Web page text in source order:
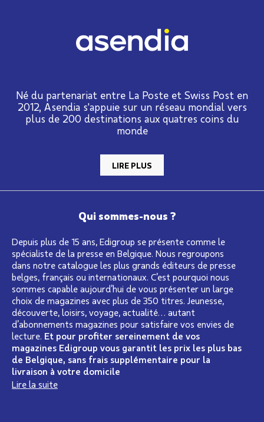
Né du partenariat entre La Poste et Swiss Post en
2012, Asendia s'appuie sur un réseau mondial vers
plus de 200 destinations aux quatres coins du
monde
LIRE PLUS
Qui sommes-nous ?
Depuis plus de 15 ans, Edigroup se présente comme le
spécialiste de la presse en Belgique. Nous regroupons
dans notre catalogue les plus grands éditeurs de presse
belges, français ou internationaux. C’est pourquoi nous
sommes capable aujourd’hui de vous présenter un large
choix de magazines avec plus de 350 titres. Jeunesse,
découverte, loisirs, voyage, actualité… autant
d’abonnements magazines pour satisfaire vos envies de
lecture. Et pour profiter sereinement de vos
magazines Edigroup vous garantit les prix les plus bas
de Belgique, sans frais supplémentaire pour la
livraison à votre domicile
Lire la suite